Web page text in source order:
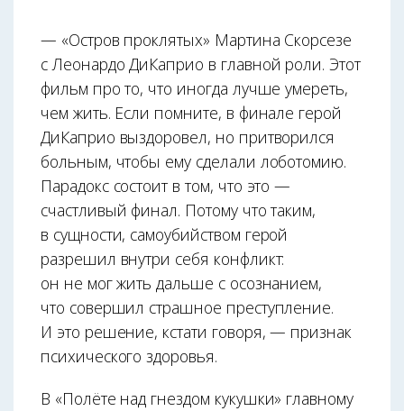
— «Остров проклятых» Мартина Скорсезе
с Леонардо ДиКаприо в главной роли. Этот
фильм про то, что иногда лучше умереть,
чем жить. Если помните, в финале герой
ДиКаприо выздоровел, но притворился
больным, чтобы ему сделали лоботомию.
Парадокс состоит в том, что это —
счастливый финал. Потому что таким,
в сущности, самоубийством герой
разрешил внутри себя конфликт:
он не мог жить дальше с осознанием,
что совершил страшное преступление.
И это решение, кстати говоря, — признак
психического здоровья.
В «Полёте над гнездом кукушки» главному